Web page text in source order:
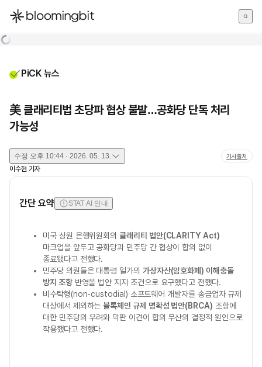
한국어
PiCK 뉴스
美 클래리티법 초당파 협상 불발…공화당 단독 처리
가능성
수정 오후 10:44 · 2026. 05. 13. 기사출처
이수현 기자
간단 요약 STAT AI 안내
미국 상원 은행위원회의클래리티 법안(CLARITY Act)
마크업을 앞두고 공화당과 민주당 간 협상이 합의 없이
종료됐다고 전했다.
민주당 의원들은 대통령 일가의 가상자산(암호화폐) 이해충돌
방지 조항반영을 법안 지지 조건으로 요구했다고 전했다.
비수탁형(non-custodial) 소프트웨어 개발자를 송금업자 규제
대상에서 제외하는블록체인 규제 명확성 법안(BRCA) 조항에
대한 민주당의 우려와 막판 이견이 합의 무산의 결정적 원인으로
작용했다고 전했다.